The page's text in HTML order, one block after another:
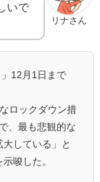
リナさん
いで
12月1日まで
ロックダウン措
、最も悲観的な
している」と
唆した。